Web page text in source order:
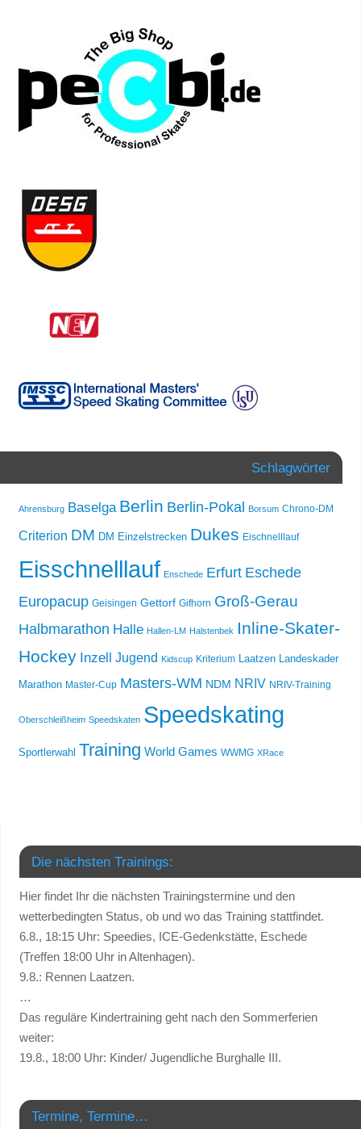
Schlagwörter
Ahrensburg Baselga Berlin Berlin-Pokal Borsum Chrono-DM
Criterion DM DM Einzelstrecken Dukes Eischnelllauf
Eisschnelllauf Enschede Erfurt Eschede
Europacup Geisingen Gettorf Gifhorn Groß-Gerau
Halbmarathon Halle Hallen-LM Halstenbek Inline-Skater-
Hockey Inzell Jugend Kidscup Kriterium Laatzen Landeskader
Marathon Master-Cup Masters-WM NDM NRIV NRIV-Training
Oberschleißheim Speedskaten Speedskating
Sportlerwahl Training World Games WWMG XRace
Die nächsten Trainings:
Hier findet Ihr die nächsten Trainingstermine und den
wetterbedingten Status, ob und wo das Training stattfindet.
6.8., 18:15 Uhr: Speedies, ICE-Gedenkstätte, Eschede
(Treffen 18:00 Uhr in Altenhagen).
9.8.: Rennen Laatzen.
…
Das reguläre Kindertraining geht nach den Sommerferien
weiter:
19.8., 18:00 Uhr: Kinder/ Jugendliche Burghalle III.
Termine, Termine…